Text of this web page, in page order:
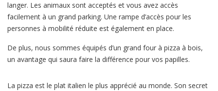
langer. Les animaux sont acceptés et vous avez accès
facilement à un grand parking. Une rampe d’accès pour les
personnes à mobilité réduite est également en place.
De plus, nous sommes équipés d’un grand four à pizza à bois,
un avantage qui saura faire la différence pour vos papilles.
La pizza est le plat italien le plus apprécié au monde. Son secret